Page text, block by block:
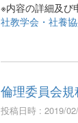
※内容の詳細及び
社教学会・社養
倫理委員会
投稿日時 : 2019/